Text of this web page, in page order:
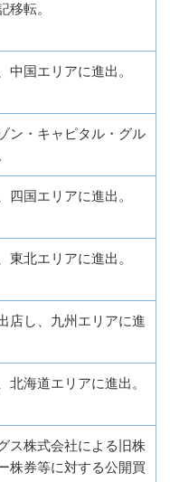
移転。
中国エリアに進出。
ン・キャピタル・グル
四国エリアに進出。
東北エリアに進出。
店し、九州エリアに進
北海道エリアに進出。
ス株式会社による旧株
株券等に対する公開買